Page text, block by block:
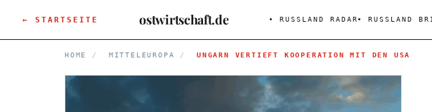
← STARTSEITE ostwirtschaft.de RUSSLAND RADAR RUSSLAND
HOME / MITTELEUROPA / UNGARN VERTIEFT KOOPERATION MIT DEN USA